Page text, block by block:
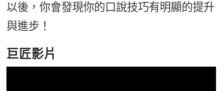
以後，你會發現你的口說技巧有明顯的提升
與進步！
巨匠影片